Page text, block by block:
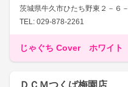
茨城県牛久市ひたち野東２－６
TEL: 029-878-2261
じゃぐち Cover ホワイト
ＤＣＭつくば梅園店